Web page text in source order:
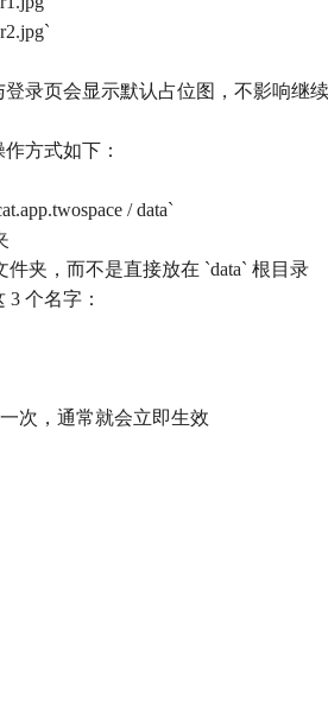
录页会显示默认占位图，不影响继续
方式如下：
/ data`
件夹，而不是直接放在 `data` 根目录
个名字：
次，通常就会立即生效